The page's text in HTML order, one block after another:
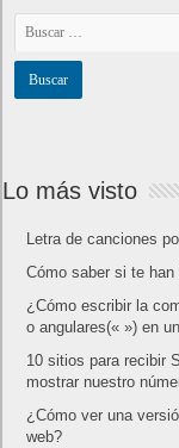
Lo más visto
Letra de canciones
Cómo saber si te
¿Cómo escribir la
o angulares(« ») en
10 sitios para recibir
mostrar nuestro
¿Cómo ver una
web?